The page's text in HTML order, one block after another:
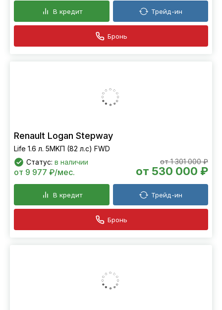
В кредит Трейд-ин
Бронь
Renault Logan Stepway
Life 1.6 л. 5MKП (82 л.с) FWD
Статус: в наличии от 1 301 000 ₽
от 530 000 ₽
от 9 977 ₽/мес.
В кредит Трейд-ин
Бронь